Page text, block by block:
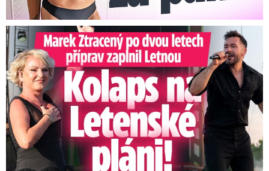
Marek Ztracený na Letné: Pártlová stopla koncert